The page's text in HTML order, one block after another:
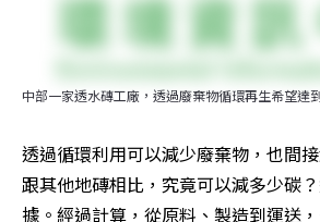
中部一家透水磚工廠，透過廢棄物循環再生希望達
透過循環利用可以減少廢棄物，也間
跟其他地磚相比，究竟可以減多少碳
據。經過計算，從原料、製造到運送